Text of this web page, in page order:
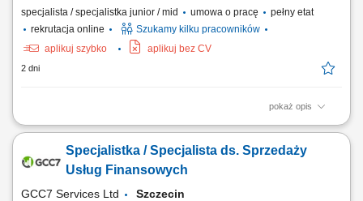
specjalista / specjalistka junior / mid umowa o pracę
pełny etat
rekrutacja online
Szukamy kilku pracowników
aplikuj szybko
aplikuj bez CV
2 dni
pokaż opis
Location: Gdańsk or Warsaw, Poland Contract type: Fixed-term contract
responsibilities Provide premium customer care. Support customers with
product-related questions, orders, account inquiries, and general
Specjalistka / Specjalista ds. Sprzedaży
Usług Finansowych
GCC7 Services Ltd Szczecin